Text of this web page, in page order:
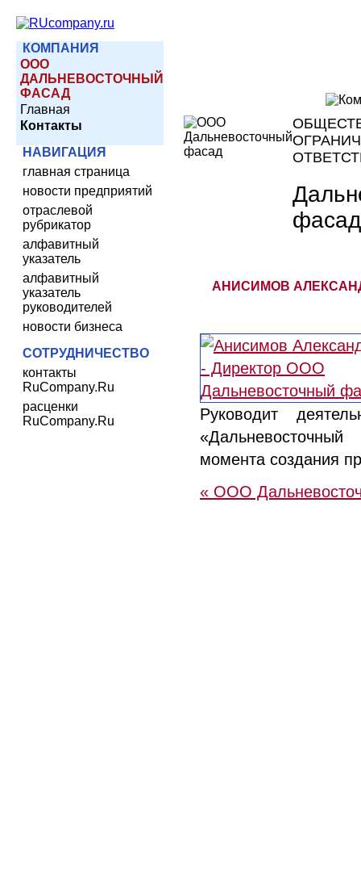
КОМПАНИЯ
ООО
ДАЛЬНЕВОСТОЧНЫЙ
ФАСАД
Главная
Контакты
НАВИГАЦИЯ
главная страница
новости предприятий
отраслевой
рубрикатор
алфавитный
указатель
алфавитный
указатель
руководителей
новости бизнеса
СОТРУДНИЧЕСТВО
контакты
RuCompany.Ru
расценки
RuCompany.Ru
фасад
АНИСИМОВ
Руководит
момента создания
« ООО